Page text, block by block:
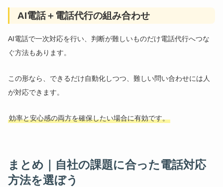
AI電話＋電話代行の組み合わせ
AI電話で一次対応を行い、判断が難しいものだけ電話代行へつな
ぐ方法もあります。
この形なら、できるだけ自動化しつつ、難しい問い合わせには人
が対応できます。
効率と安心感の両方を確保したい場合に有効です。
まとめ｜自社の課題に合った電話対応
方法を選ぼう